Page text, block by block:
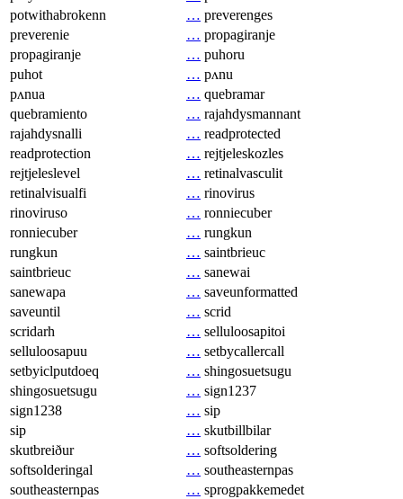
potwithabrokenn
… preverenges
preverenie
… propagiranje
propagiranje
… puhoru
puhot
… pʌnu
pʌnua
… quebramar
quebramiento
… rajahdysmannant
rajahdysnalli
… readprotected
readprotection
… rejtjeleskozles
rejtjeleslevel
… retinalvasculit
retinalvisualfi
… rinovirus
rinoviruso
… ronniecuber
ronniecuber
… rungkun
rungkun
… saintbrieuc
saintbrieuc
… sanewai
sanewapa
… saveunformatted
saveuntil
… scrid
scridarh
… selluloosapitoi
selluloosapuu
… setbycallercall
setbyiclputdoeq
… shingosuetsugu
shingosuetsugu
… sign1237
sign1238
… sip
sip
… skutbillbilar
skutbreiður
… softsoldering
softsolderingal
… southeasternpas
southeasternpas
… sprogpakkemedet